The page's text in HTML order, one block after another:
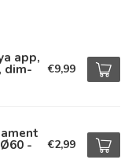
app,
dim- €9,99
- €2,99